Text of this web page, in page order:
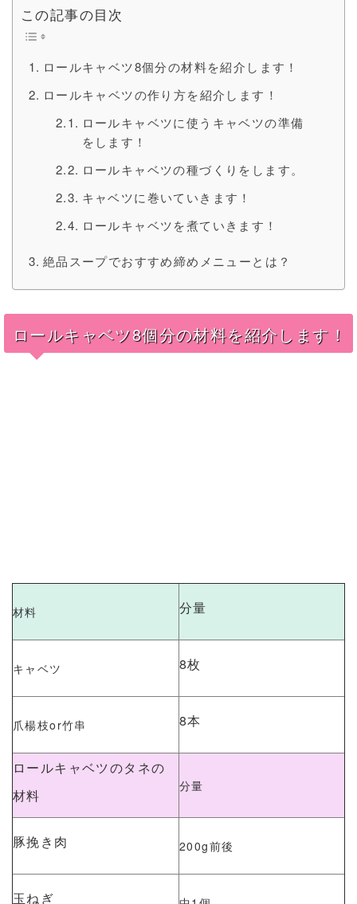
この記事の目次
ロールキャベツ8個分の材料を紹介します！
ロールキャベツの作り方を紹介します！
ロールキャベツに使うキャベツの準備
をします！
ロールキャベツの種づくりをします。
キャベツに巻いていきます！
ロールキャベツを煮ていきます！
絶品スープでおすすめ締めメニューとは？
ロールキャベツ8個分の材料を紹介します！
材料 分量
キャベツ 8枚
爪楊枝or竹串 8本
ロールキャベツのタネの
材料
分量
豚挽き肉 200g前後
玉ねぎ